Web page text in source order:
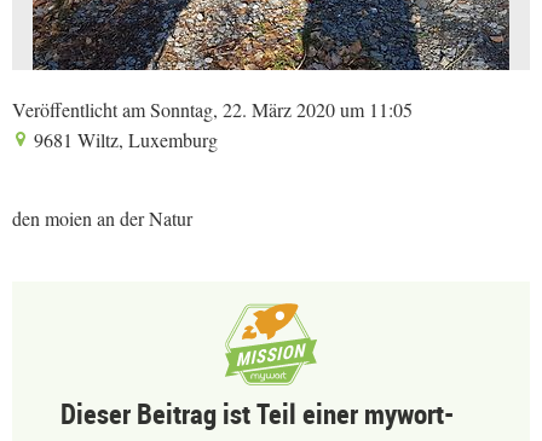
Veröffentlicht am Sonntag, 22. März 2020 um 11:05
9681 Wiltz, Luxemburg
den moien an der Natur
Dieser Beitrag ist Teil einer mywort-